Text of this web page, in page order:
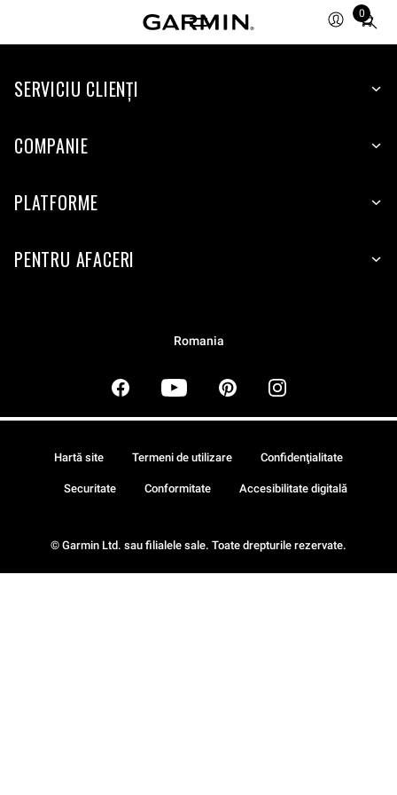
0
Total
items
cart:
SERVICIU CLIENŢI
COMPANIE
PLATFORME
PENTRU AFACERI
Romania
© Garmin Ltd. sau filialele sale. Toate drepturile rezervate.
Hartă site Termeni de utilizare Confidenţialitate
Securitate Conformitate Accesibilitate digitală